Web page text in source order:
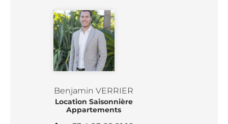
Benjamin VERRIER
Location Saisonnière
Appartements